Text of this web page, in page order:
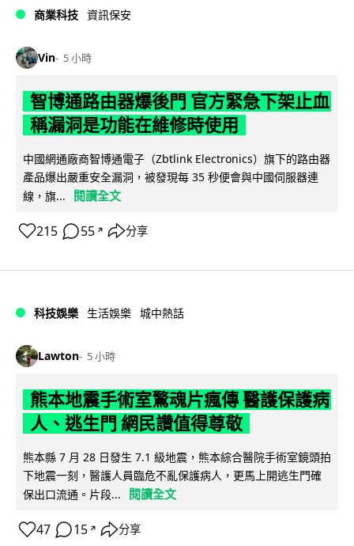
商業科技 資訊保安
Vin 5 小時
智博通路由器爆後門 官方緊急下架止血
稱漏洞是功能在維修時使用
中國網通廠商智博通電子（Zbtlink Electronics）旗下的路由器
產品爆出嚴重安全漏洞，被發現每 35 秒便會與中國伺服器連
線，旗...
閱讀全文
215 55 ↗ 分享
科技娛樂 生活娛樂 城中熱話
Lawton 5 小時
熊本地震手術室驚魂片瘋傳 醫護保護病
人、逃生門 網民讚值得尊敬
熊本縣 7 月 28 日發生 7.1 級地震，熊本綜合醫院手術室鏡頭拍
下地震一刻，醫護人員臨危不亂保護病人，更馬上開逃生門確
保出口流通。片段...
閱讀全文
47 15 ↗ 分享